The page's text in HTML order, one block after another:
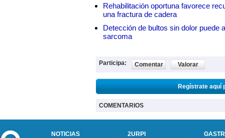
Rehabilitación oportuna favorece
una fractura de cadera
Detección de bultos sin dolor puede
sarcoma
Participa: Comentar Valorar
Regístrate aquí
COMENTARIOS
NOTICIAS
2URPI